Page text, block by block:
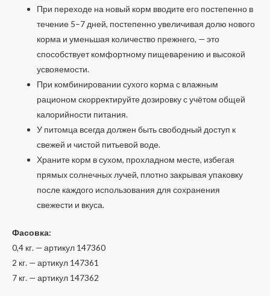
При переходе на новый корм вводите его постепенно в
течение 5–7 дней, постепенно увеличивая долю нового
корма и уменьшая количество прежнего, — это
способствует комфортному пищеварению и высокой
усвояемости.
При комбинировании сухого корма с влажным
рационом скорректируйте дозировку с учётом общей
калорийности питания.
У питомца всегда должен быть свободный доступ к
свежей и чистой питьевой воде.
Храните корм в сухом, прохладном месте, избегая
прямых солнечных лучей, плотно закрывая упаковку
после каждого использования для сохранения
свежести и вкуса.
Фасовка:
0,4 кг. — артикул 147360
2 кг. — артикул 147361
7 кг. — артикул 147362